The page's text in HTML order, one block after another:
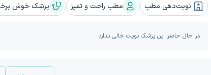
مطب راحت و تمیز پزشک خوش نوبت‌دهی مطب
در حال حاضر این پزشک نوبت خالی ندارد